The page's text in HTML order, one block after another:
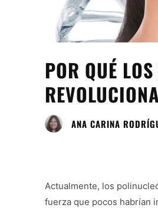
POR QUÉ
ANA CARINA
Actualmente, los
fuerza que pocos habrían